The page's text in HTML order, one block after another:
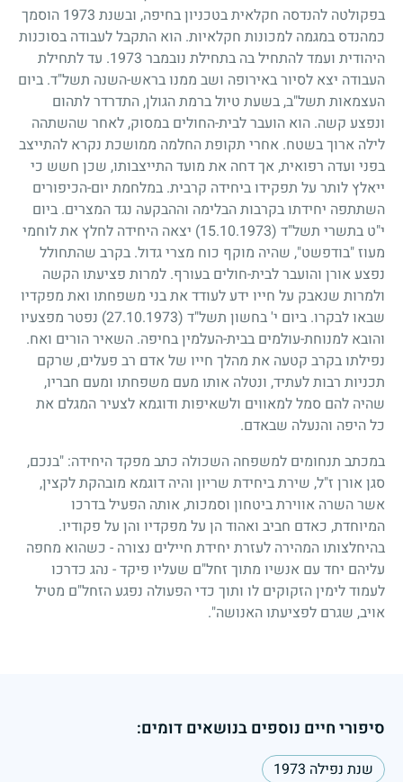
בפקולטה להנדסה חקלאית בטכניון בחיפה, ובשנת 1973 הוסמך
כמהנדס במגמה למכונות חקלאיות. הוא התקבל לעבודה בסוכנות
היהודית ועמד להתחיל בה בתחילת נובמבר 1973. עד לתחילת
העבודה יצא לסיור באירופה ושב ממנו בראש-השנה תשל"ד. ביום
העצמאות תשל"ב, בשעת טיול ברמת הגולן, התדרדר לתהום
ונפצע קשה. הוא הועבר לבית-החולים במסוק, לאחר שהשתהה
לילה ארוך בשטח. אחרי תקופת החלמה ממושכת נקרא להתייצב
בפני ועדה רפואית, אך דחה את מועד התייצבותו, שכן חשש כי
ייאלץ לותר על תפקידו ביחידה קרבית. במלחמת יום-הכיפורים
השתתפה יחידתו בקרבות הבלימה וההבקעה נגד המצרים. ביום
י"ט בתשרי תשל"ד (15.10.1973)
יצאה היחידה לחלץ את לוחמי
מעוז "בודפשט", שהיה מוקף כוח מצרי גדול. בקרב שהתחולל
נפצע אורן והועבר לבית-חולים בעורף. למרות פציעתו הקשה
ולמרות שנאבק על חייו ידע לעודד את בני משפחתו ואת מפקדיו
שבאו לבקרו. ביום י' בחשון תשל"ד (27.10.1973)
נפטר מפצעיו
והובא למנוחת-עולמים בבית-העלמין בחיפה. השאיר הורים ואח.
נפילתו בקרב קטעה את מהלך חייו של אדם רב פעלים, שרקם
תכניות רבות לעתיד, ונטלה אותו מעם משפחתו ומעם חבריו,
שהיה להם סמל למאווים ולשאיפות ודוגמא לצעיר המגלם את
כל היפה והנעלה שבאדם.
במכתב תנחומים למשפחה השכולה כתב מפקד היחידה: "בנכם,
סגן אורן ז"ל, שירת ביחידת שריון והיה דוגמא מובהקת לקצין,
אשר השרה אווירת ביטחון וסמכות, אותה הפעיל בדרכו
המיוחדת, כאדם חביב ואהוד הן על מפקדיו והן על פקודיו.
בהיחלצותו המהירה לעזרת יחידת חיילים נצורה - כשהוא מחפה
עליהם יחד עם אנשיו מתוך זחל"ם שעליו פיקד- נהג כדרכו
לעמוד לימין הזקוקים לו ותוך כדי הפעולה נפגע הזחל"ם מטיל
אויב, שגרם לפציעתו האנושה".
סיפורי חיים נוספים בנושאים דומים:
שנת נפילה 1973